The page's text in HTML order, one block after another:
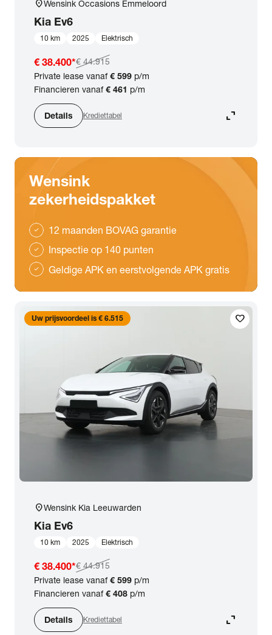
location_onWensink Occasions Emmeloord
Kia Ev6
10 km 2025 Elektrisch
€ 38.400*€ 44.915
Private lease vanaf€ 599 p/m
Financieren vanaf€ 461 p/m
Details Krediettabel expand_content
Wensink
zekerheidspakket
check 12 maanden BOVAG garantie
check Inspectie op 140 punten
check Geldige APK en eerstvolgende APK gratis
favorite
Uw prijsvoordeel is € 6.515
location_onWensink Kia Leeuwarden
Kia Ev6
10 km 2025 Elektrisch
€ 38.400*€ 44.915
Private lease vanaf€ 599 p/m
Financieren vanaf€ 408 p/m
Details Krediettabel expand_content